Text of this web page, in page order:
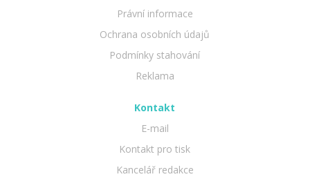
Právní informace
Ochrana osobních údajů
Podmínky stahování
Reklama
Kontakt
E-mail
Kontakt pro tisk
Kancelář redakce